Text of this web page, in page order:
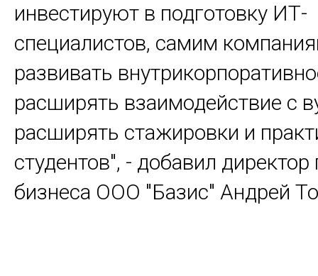
инвестируют в подготовку ИТ-
специалистов, самим
развивать
расширять взаимодействие с
расширять стажировки и
студентов", - добавил
бизнеса ООО "Базис" Андрей